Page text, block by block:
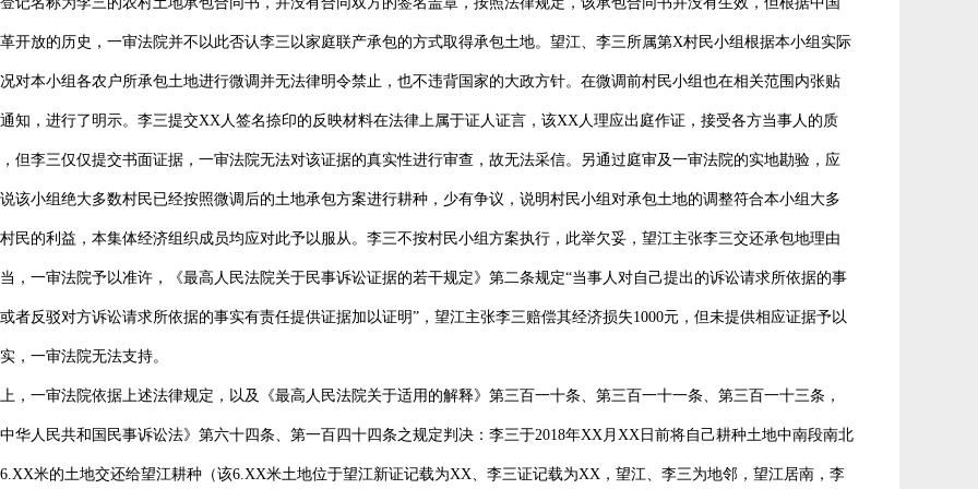
开放的历史，一审法院并不以此否认李三以家庭联产承包的方式取得承包土地。望江、李三所属第X村民小组根据本小组实际
对本小组各农户所承包土地进行微调并无法律明令禁止，也不违背国家的大政方针。在微调前村民小组也在相关范围内张贴
知，进行了明示。李三提交XX人签名捺印的反映材料在法律上属于证人证言，该XX人理应出庭作证，接受各方当事人的质
但李三仅仅提交书面证据，一审法院无法对该证据的真实性进行审查，故无法采信。另通过庭审及一审法院的实地勘验，应
该小组绝大多数村民已经按照微调后的土地承包方案进行耕种，少有争议，说明村民小组对承包土地的调整符合本小组大多
民的利益，本集体经济组织成员均应对此予以服从。李三不按村民小组方案执行，此举欠妥，望江主张李三交还承包地理由
，一审法院予以准许，《最高人民法院关于民事诉讼证据的若干规定》第二条规定“当事人对自己提出的诉讼请求所依据的事
者反驳对方诉讼请求所依据的事实有责任提供证据加以证明”，望江主张李三赔偿其经济损失1000元，但未提供相应证据予以
，一审法院无法支持。
，一审法院依据上述法律规定，以及《最高人民法院关于适用的解释》第三百一十条、第三百一十一条、第三百一十三条，
华人民共和国民事诉讼法》第六十四条、第一百四十四条之规定判决：李三于2018年XX月XX日前将自己耕种土地中南段南北
米的土地交还给望江耕种（该6.XX米土地位于望江新证记载为XX、李三证记载为XX，望江、李三为地邻，望江居南，李